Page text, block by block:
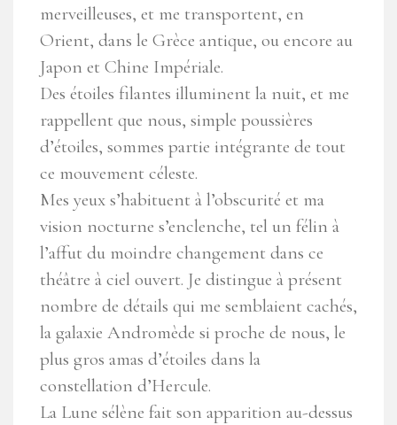
merveilleuses, et me transportent, en
Orient, dans le Grèce antique, ou encore au
Japon et Chine Impériale.
Des étoiles filantes illuminent la nuit, et me
rappellent que nous, simple poussières
d’étoiles, sommes partie intégrante de tout
ce mouvement céleste.
Mes yeux s’habituent à l’obscurité et ma
vision nocturne s’enclenche, tel un félin à
l’affut du moindre changement dans ce
théâtre à ciel ouvert. Je distingue à présent
nombre de détails qui me semblaient cachés,
la galaxie Andromède si proche de nous, le
plus gros amas d’étoiles dans la
constellation d’Hercule.
La Lune sélène fait son apparition au-dessus